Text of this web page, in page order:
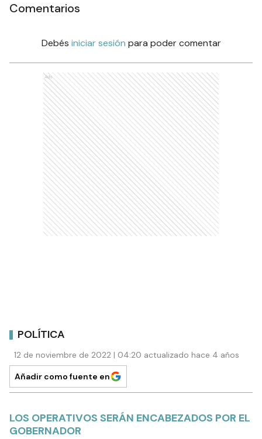
Comentarios
Debés iniciar sesión para poder comentar
Ads
POLÍTICA
12 de noviembre de 2022 | 04:20 actualizado hace 4 años
Añadir como fuente en
LOS OPERATIVOS SERÁN ENCABEZADOS POR EL
GOBERNADOR